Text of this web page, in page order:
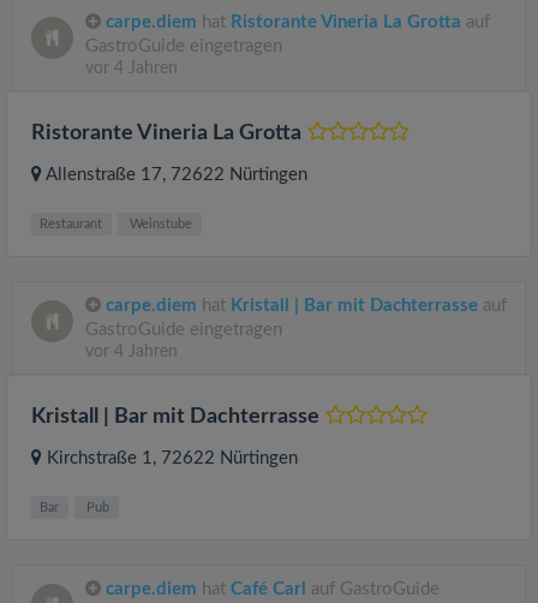
carpe.diem hat Ristorante Vineria La Grotta auf
GastroGuide eingetragen
vor 4 Jahren
Ristorante Vineria La Grotta
Allenstraße 17, 72622 Nürtingen
Restaurant Weinstube
carpe.diem hat Kristall | Bar mit Dachterrasse auf
GastroGuide eingetragen
vor 4 Jahren
Kristall | Bar mit Dachterrasse
Kirchstraße 1, 72622 Nürtingen
Bar Pub
carpe.diem hat Café Carl auf GastroGuide